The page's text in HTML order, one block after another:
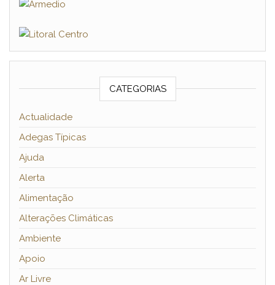
CATEGORIAS
Actualidade
Adegas Típicas
Ajuda
Alerta
Alimentação
Alterações Climáticas
Ambiente
Apoio
Ar Livre